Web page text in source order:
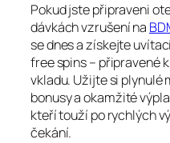
Pokud jste připraveni
dávkách vzrušení na
se dnes a získejte
free spins – připravené
vkladu. Užijte si plynulé
bonusy a okamžité
kteří touží po rychlých
čekání.